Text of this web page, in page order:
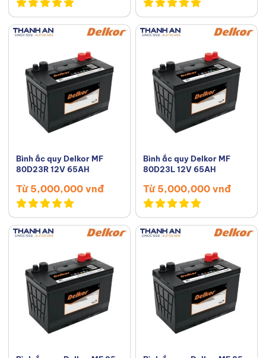
Bình ắc quy Delkor MF
80D23R 12V 65AH
Từ 5,000,000 vnđ
Bình ắc quy Delkor MF
80D23L 12V 65AH
Từ 5,000,000 vnđ